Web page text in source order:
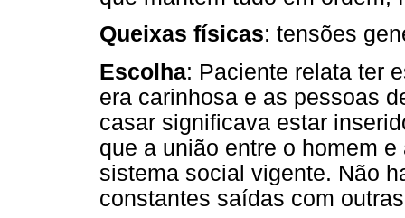
Queixas físicas: tensões
Escolha: Paciente relata ter
era carinhosa e as pessoas
casar significava estar
que a união entre o homem
sistema social vigente. Não
constantes saídas com